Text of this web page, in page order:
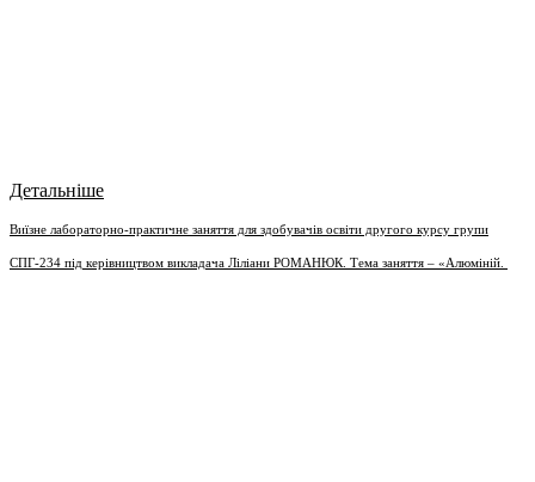
Детальніше
Виїзне лабораторно-практичне заняття для здобувачів освіти другого курсу групи
СПГ-234 під керівництвом викладача Ліліани РОМАНЮК. Тема заняття – «Алюміній.